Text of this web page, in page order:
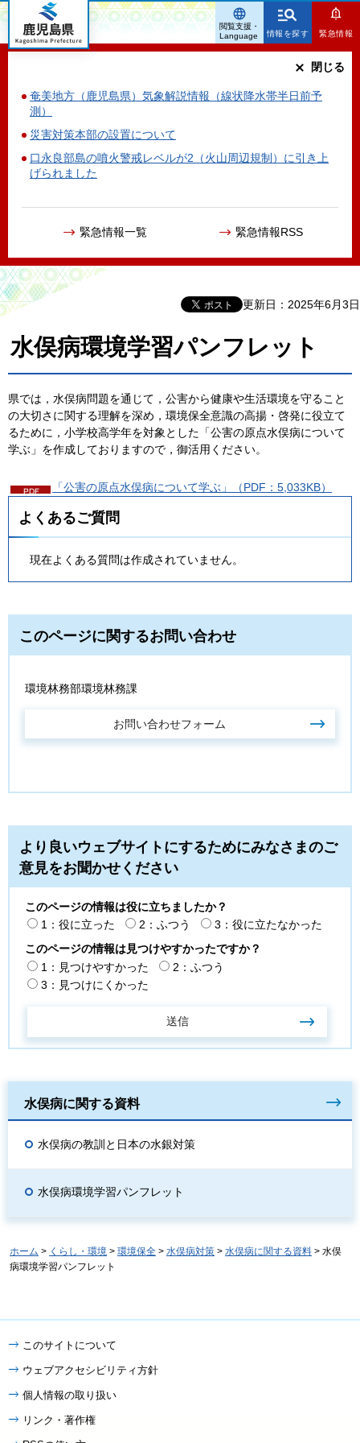
鹿児島県
情報を探す 緊急情報
奄美地方（鹿児島県）気象解説情報（線状降水帯半日前予
測）
災害対策本部の設置について
口永良部島の噴火警戒レベルが2（火山周辺規制）に引き上
げられました
緊急情報一覧 緊急情報RSS
閉じる
閲覧支援・
Language
更新日：2025年6月3日
水俣病環境学習パンフレット
県では，水俣病問題を通じて，公害から健康や生活環境を守ること
の大切さに関する理解を深め，環境保全意識の高揚・啓発に役立て
るために，小学校高学年を対象とした「公害の原点水俣病について
学ぶ」を作成しておりますので，御活用ください。
「公害の原点水俣病について学ぶ」（PDF：5,033KB）
よくあるご質問
現在よくある質問は作成されていません。
このページに関するお問い合わせ
環境林務部環境林務課
より良いウェブサイトにするためにみなさまのご
意見をお聞かせください
このページの情報は役に立ちましたか？
1：役に立った
2：ふつう
3：役に立たなかった
このページの情報は見つけやすかったですか？
1：見つけやすかった
2：ふつう
3：見つけにくかった
水俣病に関する資料
水俣病の教訓と日本の水銀対策
水俣病環境学習パンフレット
ホーム > くらし・環境 > 環境保全 > 水俣病対策 > 水俣病に関する資料 > 水俣
病環境学習パンフレット
このサイトについて
ウェブアクセシビリティ方針
個人情報の取り扱い
リンク・著作権